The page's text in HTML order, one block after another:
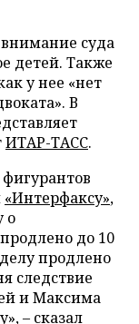
суда
детей. Также
у нее «нет
В
ИТАР-ТАСС.
«Интерфаксу»,
о
до 10
продлено
следствие
и Максима
– сказал